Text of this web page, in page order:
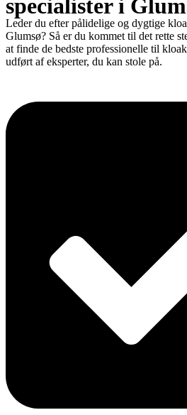
specialister i
Leder du efter pålidelige og dygtige
Glumsø? Så er du kommet til det rette
at finde de bedste professionelle til
udført af eksperter, du kan stole på.